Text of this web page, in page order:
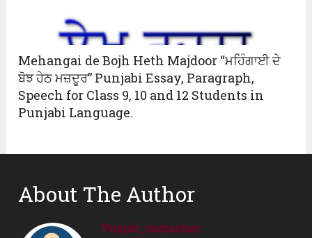
Mehangai de Bojh Heth Majdoor “ਮਹਿੰਗਾਈ ਦੇ
ਬੋਝ ਹੇਠ ਮਜ਼ਦੂਰ” Punjabi Essay, Paragraph,
Speech for Class 9, 10 and 12 Students in
Punjabi Language.
About The Author
Punjab_samachar